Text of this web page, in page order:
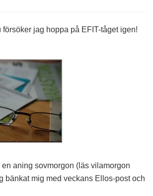
29
försöker jag hoppa på EFIT-tåget igen!
aning sovmorgon (läs vilamorgon
bänkat mig med veckans Ellos-post och